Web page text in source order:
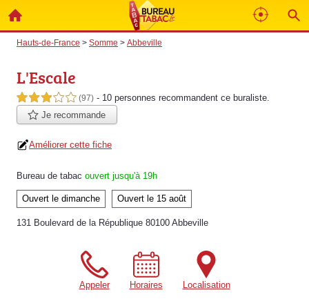
Hauts-de-France > Somme > Abbeville
L'Escale
3,0 étoiles sur 5 (97) - 10 personnes recommandent ce buraliste.
Je recommande
Améliorer cette fiche
Bureau de tabac ouvert jusqu'à 19h
Ouvert le dimanche Ouvert le 15 août
131 Boulevard de la République 80100 Abbeville
Appeler Horaires Localisation